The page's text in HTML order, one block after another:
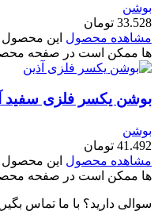
بوشن
33.528 تومان
مشاهده محصول این محصول
ها ممکن است در صفحه
بوشن یکسر فلزی سفید
بوشن
41.492 تومان
مشاهده محصول این محصول
ها ممکن است در صفحه
سوالی دارید؟ با ما تماس